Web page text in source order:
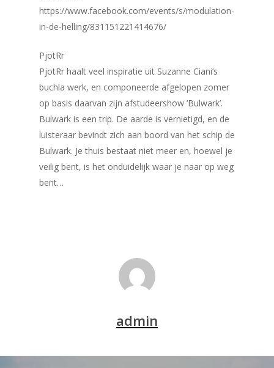
https://www.facebook.com/events/s/modulation-
in-de-helling/831151221414676/
PjotRr
PjotRr haalt veel inspiratie uit Suzanne Ciani’s
buchla werk, en componeerde afgelopen zomer
op basis daarvan zijn afstudeershow ‘Bulwark’.
Bulwark is een trip. De aarde is vernietigd, en de
luisteraar bevindt zich aan boord van het schip de
Bulwark. Je thuis bestaat niet meer en, hoewel je
veilig bent, is het onduidelijk waar je naar op weg
bent…
admin